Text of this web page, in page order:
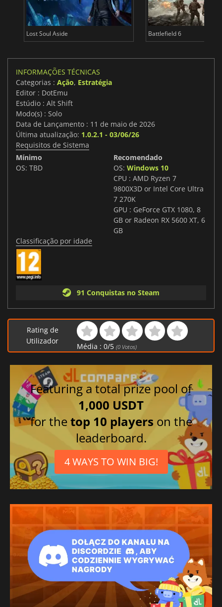
Lost Soul Aside Battlefield 6
INFORMAÇÕES TÉCNICAS
Categorias : Ação, Estratégia
Editor : DotEmu
Estúdio : Alt Shift
Modo(s) : Solo
Data de Lançamento : 11 de maio de 2026
Última atualização: 1.0.2.1 - 03/06/26
Requisitos de Sistema
Mínimo
OS: TBD
Recomendado
OS: Windows 10
CPU : AMD Ryzen 7
9800X3D or Intel Core Ultra
7 270K
GPU : GeForce GTX 1080, 8
GB or Radeon RX 5600 XT, 6
GB
Classificação por idade
91 Conquistas no Steam
Rating de
Utilizador
Média : 0/5 (0Votos)
Featuring a total prize pool of
1,000 USDT
for thetop 10 players on the
leaderboard.
4 WAYS TO WIN BIG!